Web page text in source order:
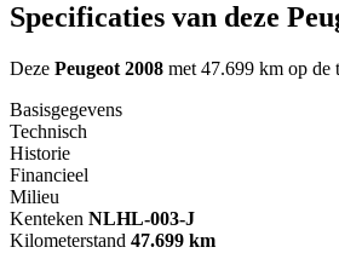
Specificaties van deze
Deze Peugeot 2008 met 47.699 km op de
Basisgegevens
Technisch
Historie
Financieel
Milieu
Kenteken NLHL-003-J
Kilometerstand 47.699 km